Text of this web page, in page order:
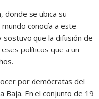
donde se ubica su
conocía a este
sostuvo que la difusión de
políticos que a un
por demócratas del
Baja. En el conjunto de 19